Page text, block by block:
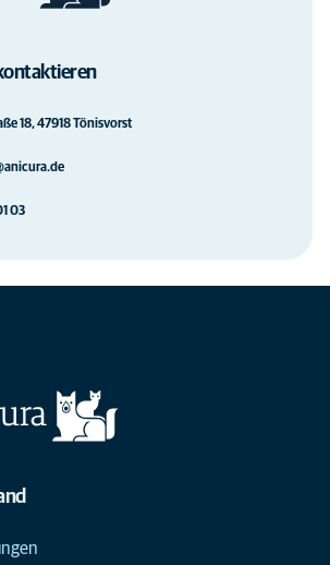
18, 47918 Tönisvorst
03